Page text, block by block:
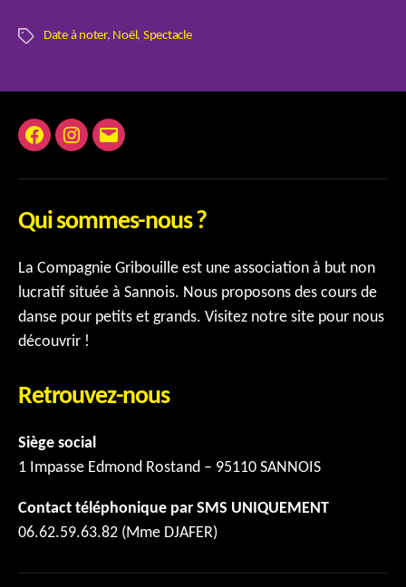
ÉtiquettesDate à noter, Noël , Spectacle
FacebookInstagram
E-
Qui sommes-nous ?
La Compagnie Gribouille est une association à but non
lucratif située à Sannois. Nous proposons des cours de
danse pour petits et grands. Visitez notre site pour nous
découvrir !
Retrouvez-nous
Siège social
1 Impasse Edmond Rostand – 95110 SANNOIS
Contact téléphonique par SMS UNIQUEMENT
06.62.59.63.82 (Mme DJAFER)